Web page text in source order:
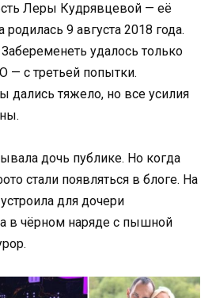
Леры Кудрявцевой — её
9 августа 2018 года.
удалось только
— с третьей попытки.
дались тяжело, но все усилия
дочь публике. Но когда
стали появляться в блоге. На
для дочери
в чёрном наряде с пышной